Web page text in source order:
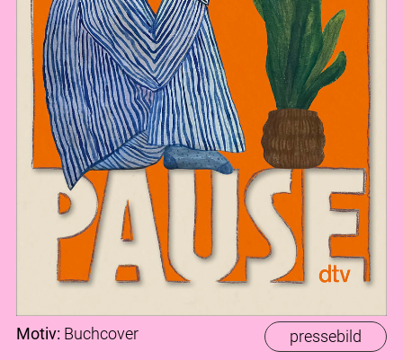
pressebild
Motiv: Buchcover